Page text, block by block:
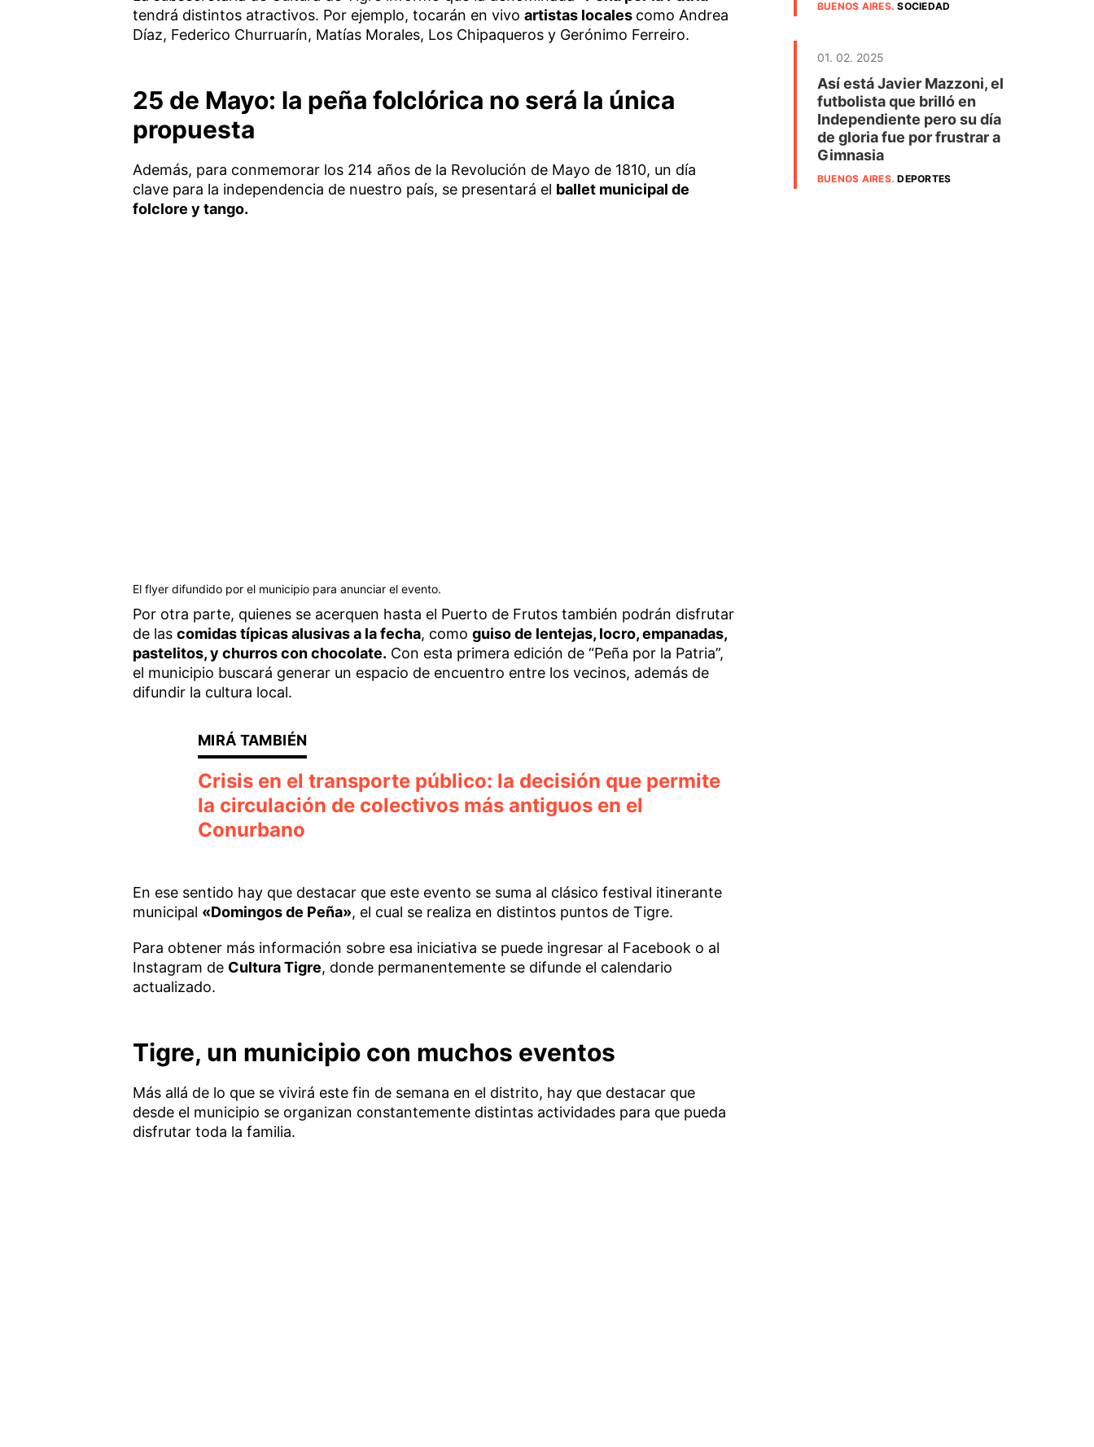
tendrá distintos atractivos. Por ejemplo, tocarán en vivo artistas locales como Andrea
Díaz, Federico Churruarín, Matías Morales, Los Chipaqueros y Gerónimo Ferreiro.
25 de Mayo: la peña folclórica no será la única
propuesta
Además, para conmemorar los 214 años de la Revolución de Mayo de 1810, un día
clave para la independencia de nuestro país, se presentará el ballet municipal de
folclore y tango.
El flyer difundido por el municipio para anunciar el evento.
Por otra parte, quienes se acerquen hasta el Puerto de Frutos también podrán disfrutar
de las comidas típicas alusivas a la fecha, como guiso de lentejas, locro, empanadas,
pastelitos, y churros con chocolate. Con esta primera edición de “Peña por la Patria”,
el municipio buscará generar un espacio de encuentro entre los vecinos, además de
difundir la cultura local.
Crisis en el transporte público: la decisión que permite
la circulación de colectivos más antiguos en el
Conurbano
En ese sentido hay que destacar que este evento se suma al clásico festival itinerante
municipal «Domingos de Peña», el cual se realiza en distintos puntos de Tigre.
Para obtener más información sobre esa iniciativa se puede ingresar al Facebook o al
Instagram de Cultura Tigre, donde permanentemente se difunde el calendario
actualizado.
Tigre, un municipio con muchos eventos
Más allá de lo que se vivirá este fin de semana en el distrito, hay que destacar que
desde el municipio se organizan constantemente distintas actividades para que pueda
disfrutar toda la familia.
BUENOS AIRES.SOCIEDAD
01. 02. 2025
Así está Javier Mazzoni, el
futbolista que brilló en
Independiente pero su día
de gloria fue por frustrar a
Gimnasia
BUENOS AIRES.DEPORTES